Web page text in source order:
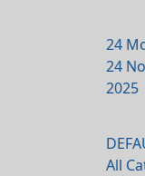
24
24
2025
All